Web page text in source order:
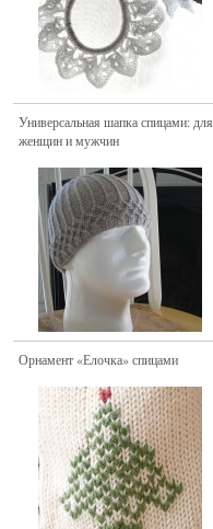
Универсальная шапка спицами: для
женщин и мужчин
Орнамент «Елочка» спицами